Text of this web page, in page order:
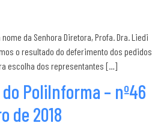
nome da Senhora Diretora, Profa. Dra. Liedi
o resultado do deferimento dos pedidos
escolha dos representantes […]
PoliInforma – nº46
de 2018